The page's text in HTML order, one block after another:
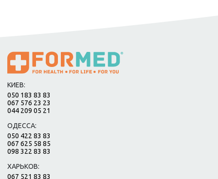
КИЕВ:
050 183 83 83
067 576 23 23
044 209 05 21
ОДЕССА:
050 422 83 83
067 625 58 85
098 322 83 83
ХАРЬКОВ:
067 521 83 83